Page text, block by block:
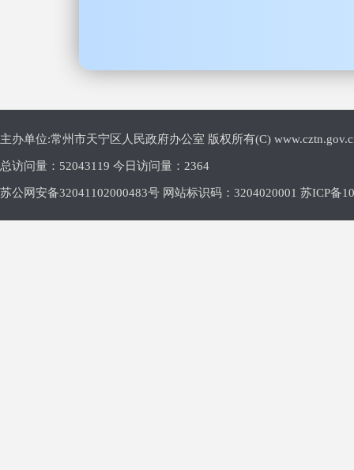
主办单位:常州市天宁区人民政府办公室 版权所有(C)
总访问量： 52043119 今日访问量： 2364
苏公网安备32041102000483号 网站标识码：3204020001 苏ICP备